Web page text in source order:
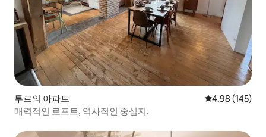
투르의 아파트 평점 4.98점(5
4.98 (145)
매력적인 로프트, 역사적인 중심지.